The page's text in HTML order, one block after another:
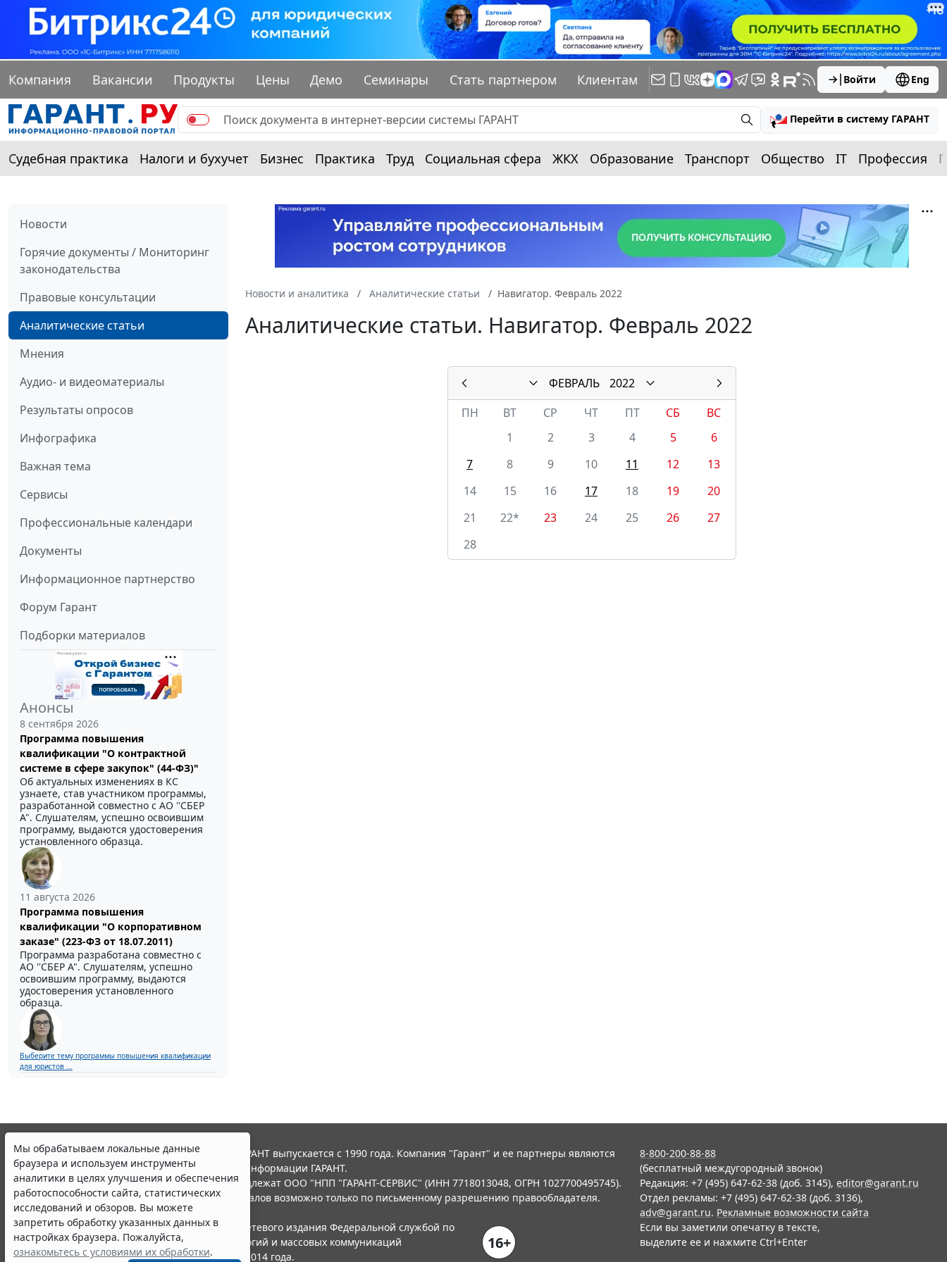
Компания Вакансии Продукты Цены Демо Семинары Стать партнером Клиентам Войти Eng
Перейти в систему ГАРАНТ
Судебная практика Налоги и бухучет Бизнес Практика Труд Социальная сфера ЖКХ Образование Транспорт Общество IT Профессия
Новости
Горячие документы / Мониторинг
законодательства
Правовые консультации
Аналитические статьи
Мнения
Аудио- и видеоматериалы
Результаты опросов
Инфографика
Важная тема
Сервисы
Профессиональные календари
Документы
Информационное партнерство
Форум Гарант
Подборки материалов
Анонсы
8 сентября 2026
Программа повышения
квалификации "О контрактной
системе в сфере закупок" (44-ФЗ)"
Об актуальных изменениях в КС
узнаете, став участником программы,
разработанной совместно с АО ''СБЕР
А". Слушателям, успешно освоившим
программу, выдаются удостоверения
установленного образца.
11 августа 2026
Программа повышения
квалификации "О корпоративном
заказе" (223-ФЗ от 18.07.2011)
Программа разработана совместно с
АО ''СБЕР А". Слушателям, успешно
освоившим программу, выдаются
удостоверения установленного
образца.
Выберите тему программы повышения квалификации
для юристов ...
Новости и аналитика Аналитические статьи Навигатор. Февраль 2022
Аналитические статьи. Навигатор. Февраль 2022
ФЕВРАЛЬ
2022
ПН
ВТ СР ЧТ ПТ СБ
ВС
1
2 3 4 5
6
7
8 9 10 11 12
13
14
15 16 17 18 19
20
21
22* 23 24 25 26
27
28
Мы обрабатываем локальные данные
браузера и используем инструменты
аналитики в целях улучшения и обеспечения
работоспособности сайта, статистических
исследований и обзоров. Вы можете
запретить обработку указанных данных в
настройках браузера. Пожалуйста,
ознакомьтесь с условиями их обработки.
© ООО "НПП "ГАРАНТ-СЕРВИС", 2026. Система ГАРАНТ выпускается с 1990 года. Компания "Гарант" и ее партнеры являются
участниками Российской ассоциации правовой информации ГАРАНТ.
Все права на материалы сайта ГАРАНТ.РУ принадлежат ООО "НПП "ГАРАНТ-СЕРВИС" (ИНН 7718013048, ОГРН 1027700495745).
Полное или частичное воспроизведение материалов возможно только по письменному разрешению правообладателя.
Правила использования портала.
Портал ГАРАНТ.РУ зарегистрирован в качестве сетевого издания Федеральной службой по
надзору в сфере связи,информационных технологий и массовых коммуникаций
(Роскомнадзором), Эл № ФС77-58365 от 18 июня 2014 года.
16+
8-800-200-88-88
(бесплатный междугородный звонок)
Редакция: +7 (495) 647-62-38 (доб. 3145), editor@garant.ru
Отдел рекламы: +7 (495) 647-62-38 (доб. 3136),
adv@garant.ru. Рекламные возможности сайта
Если вы заметили опечатку в тексте,
выделите ее и нажмите Ctrl+Enter